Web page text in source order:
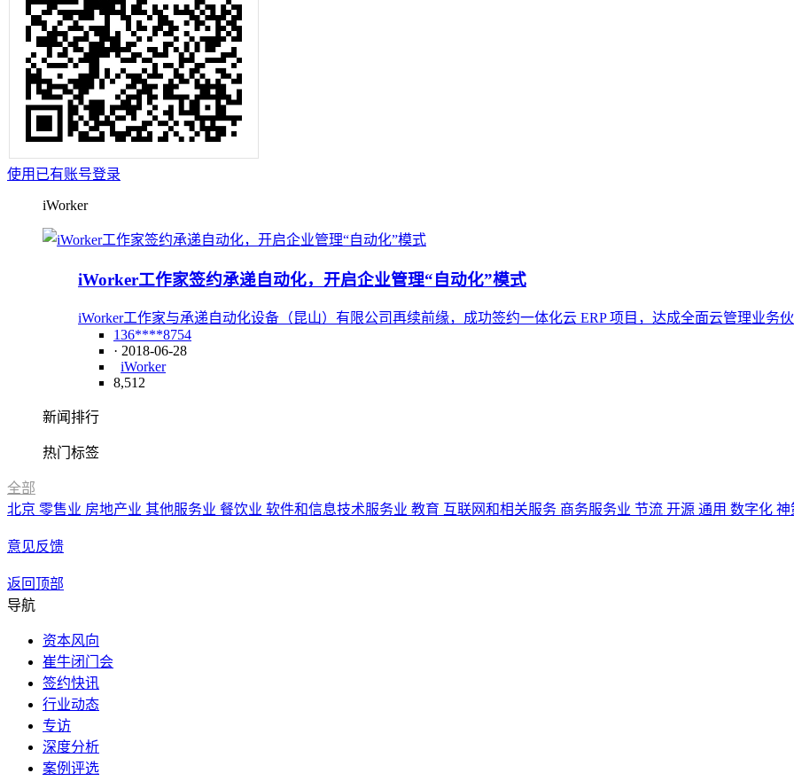
使用已有账号登录
iWorker
iWorker工作家签约承递自动化，开启企业管理“自动化”模式
iWorker工作家与承递自动化设备（昆山）有限公司再续前缘，成功签约一体化云 ERP 项目，达成全面云管理业务伙
136****8754
· 2018-06-28
iWorker
8,512
新闻排行
热门标签
全部
北京 零售业 房地产业 其他服务业 餐饮业 软件和信息技术服务业 教育 互联网和相关服务 商务服务业 节流 开源 通用 数字化 神
意见反馈
返回顶部
导航
资本风向
崔牛闭门会
签约快讯
行业动态
专访
深度分析
案例评选